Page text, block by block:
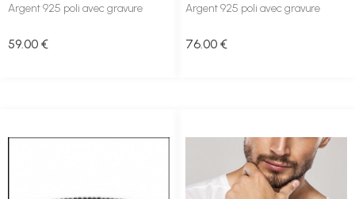
Argent 925 poli avec gravure
59.00 €
Argent 925 poli avec gravure
76.00 €